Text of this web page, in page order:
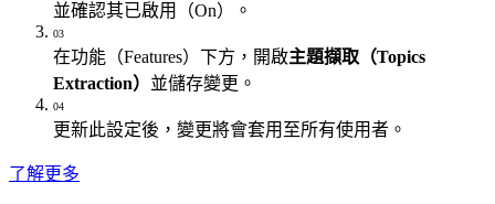
並確認其已啟用（On）。
03
在功能（Features）下方，開啟主題擷取（Topics
Extraction） 並儲存變更。
04
更新此設定後，變更將會套用至所有使用者。
了解更多